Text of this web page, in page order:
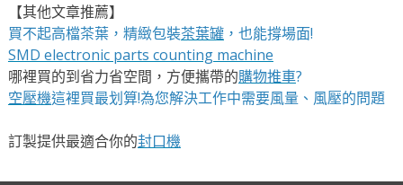
【其他文章推薦】
買不起高檔茶葉，精緻包裝茶葉罐，也能撐場面!
SMD electronic parts counting machine
哪裡買的到省力省空間，方便攜帶的購物推車?
空壓機這裡買最划算!為您解決工作中需要風量、風壓的問題
訂製提供最適合你的封口機